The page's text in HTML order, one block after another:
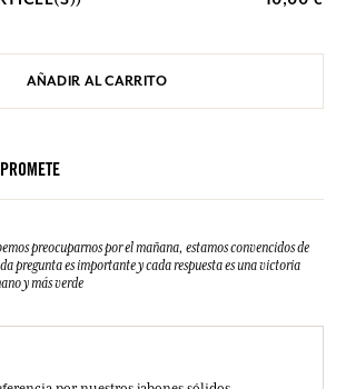
AÑADIR AL CARRITO
preocuparnos por el mañana, estamos convencidos de
pregunta es importante y cada respuesta es una victoria
y más verde